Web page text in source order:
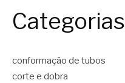
Categorias
conformação de tubos
corte e dobra